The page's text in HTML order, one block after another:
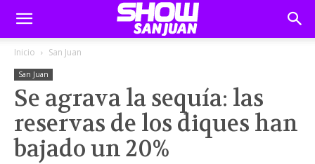
Inicio San Juan
San Juan
Se agrava la sequía: las
reservas de los diques han
bajado un 20%